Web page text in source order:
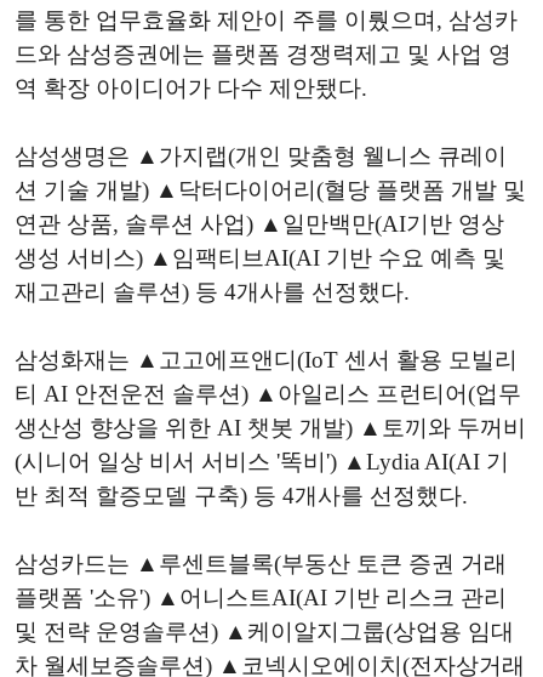
를 통한 업무효율화 제안이 주를 이뤘으며, 삼성카
드와 삼성증권에는 플랫폼 경쟁력제고 및 사업 영
역 확장 아이디어가 다수 제안됐다.
삼성생명은 ▲가지랩(개인 맞춤형 웰니스 큐레이
션 기술 개발) ▲닥터다이어리(혈당 플랫폼 개발 및
연관 상품, 솔루션 사업) ▲일만백만(AI기반 영상
생성 서비스) ▲임팩티브AI(AI 기반 수요 예측 및
재고관리 솔루션) 등 4개사를 선정했다.
삼성화재는 ▲고고에프앤디(IoT 센서 활용 모빌리
티 AI 안전운전 솔루션) ▲아일리스 프런티어(업무
생산성 향상을 위한 AI 챗봇 개발) ▲토끼와 두꺼비
(시니어 일상 비서 서비스 '똑비') ▲Lydia AI(AI 기
반 최적 할증모델 구축) 등 4개사를 선정했다.
삼성카드는 ▲루센트블록(부동산 토큰 증권 거래
플랫폼 '소유') ▲어니스트AI(AI 기반 리스크 관리
및 전략 운영솔루션) ▲케이알지그룹(상업용 임대
차 월세보증솔루션) ▲코넥시오에이치(전자상거래